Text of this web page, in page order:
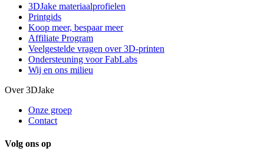
3DJake materiaalprofielen
Printgids
Koop meer, bespaar meer
Affiliate Program
Veelgestelde vragen over 3D-printen
Ondersteuning voor FabLabs
Wij en ons milieu
Over 3DJake
Onze groep
Contact
Volg ons op